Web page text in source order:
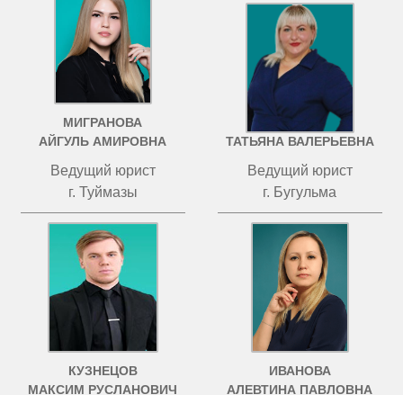
МИГРАНОВА
АЙГУЛЬ АМИРОВНА
Ведущий юрист
г. Туймазы
ЧИСТОВА
ТАТЬЯНА ВАЛЕРЬЕВНА
Ведущий юрист
г. Бугульма
КУЗНЕЦОВ
МАКСИМ РУСЛАНОВИЧ
ИВАНОВА
АЛЕВТИНА ПАВЛОВНА